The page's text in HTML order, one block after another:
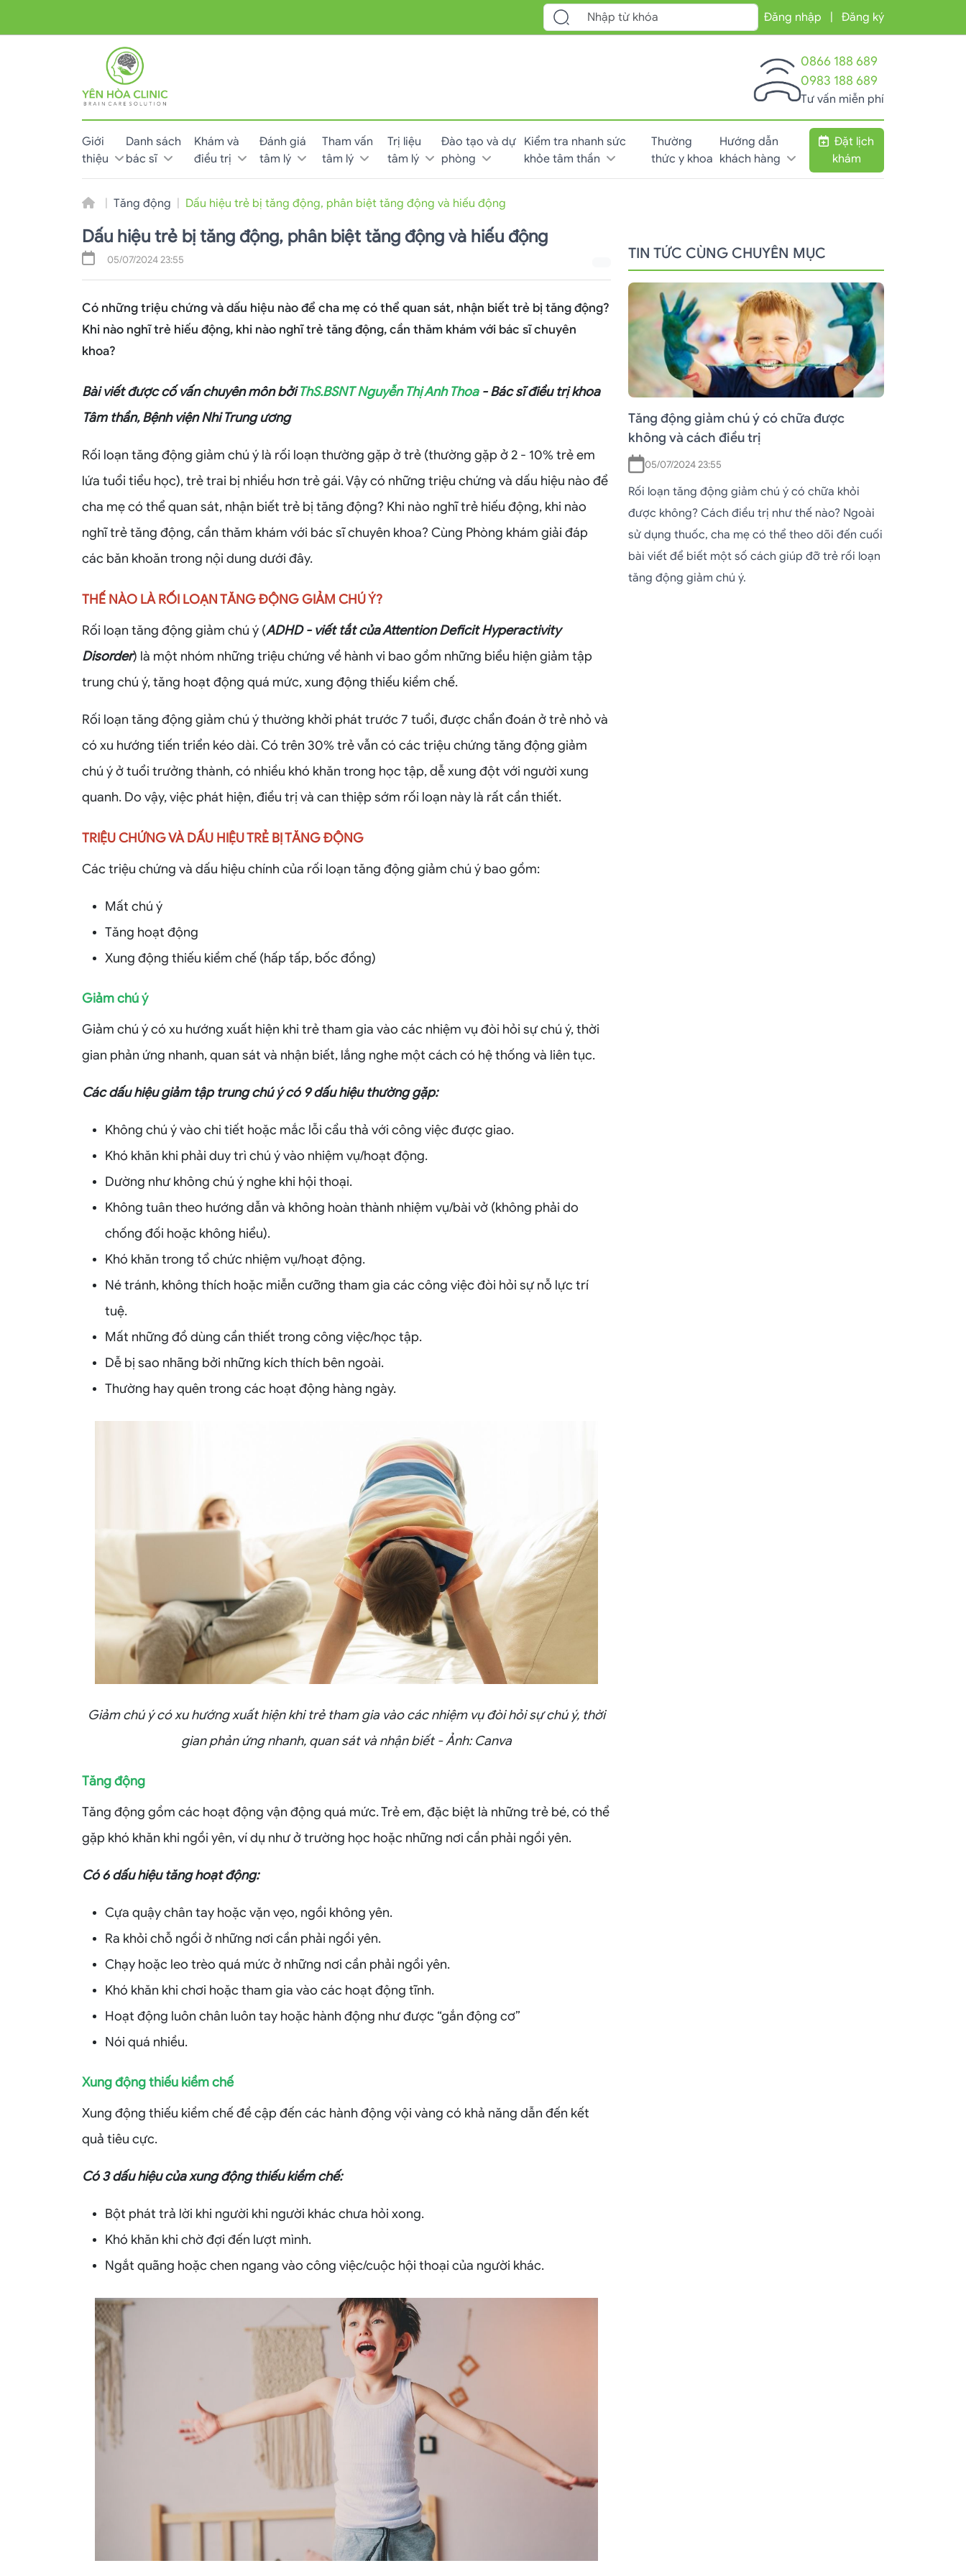
Đăng nhập Đăng ký
0866 188 689
0983 188 689
Tư vấn miễn phí
Giới
thiệu
Danh sách
bác sĩ
Khám và
điều trị
Đánh giá
tâm lý
Tham vấn
tâm lý
Trị liệu
tâm lý
Đào tạo và dự
phòng
Kiểm tra nhanh sức
khỏe tâm thần
Thường
thức y khoa
Hướng dẫn
khách hàng
Đặt lịch
khám
Tăng động Dấu hiệu trẻ bị tăng động, phân biệt tăng động và hiếu động
Dấu hiệu trẻ bị tăng động, phân biệt tăng động và hiếu động
05/07/2024 23:55
Có những triệu chứng và dấu hiệu nào để cha mẹ có thể quan sát, nhận biết trẻ bị tăng động?
Khi nào nghĩ trẻ hiếu động, khi nào nghĩ trẻ tăng động, cần thăm khám với bác sĩ chuyên
khoa?
Bài viết được cố vấn chuyên môn bởiThS.BSNT Nguyễn Thị Anh Thoa- Bác sĩ điều trị khoa
Tâm thần, Bệnh viện Nhi Trung ương
Rối loạn tăng động giảm chú ý là rối loạn thường gặp ở trẻ (thường gặp ở 2 - 10% trẻ em
lứa tuổi tiểu học), trẻ trai bị nhiều hơn trẻ gái. Vậy có những triệu chứng và dấu hiệu nào để
cha mẹ có thể quan sát, nhận biết trẻ bị tăng động? Khi nào nghĩ trẻ hiếu động, khi nào
nghĩ trẻ tăng động, cần thăm khám với bác sĩ chuyên khoa? Cùng Phòng khám giải đáp
các băn khoăn trong nội dung dưới đây.
THẾ NÀO LÀ RỐI LOẠN TĂNG ĐỘNG GIẢM CHÚ Ý?
Rối loạn tăng động giảm chú ý (ADHD - viết tắt của Attention Deficit Hyperactivity
Disorder) là một nhóm những triệu chứng về hành vi bao gồm những biểu hiện giảm tập
trung chú ý, tăng hoạt động quá mức, xung động thiếu kiềm chế.
Rối loạn tăng động giảm chú ý thường khởi phát trước 7 tuổi, được chẩn đoán ở trẻ nhỏ và
có xu hướng tiến triển kéo dài. Có trên 30% trẻ vẫn có các triệu chứng tăng động giảm
chú ý ở tuổi trưởng thành, có nhiều khó khăn trong học tập, dễ xung đột với người xung
quanh. Do vậy, việc phát hiện, điều trị và can thiệp sớm rối loạn này là rất cần thiết.
TRIỆU CHỨNG VÀ DẤU HIỆU TRẺ BỊ TĂNG ĐỘNG
Các triệu chứng và dấu hiệu chính của rối loạn tăng động giảm chú ý bao gồm:
Mất chú ý
Tăng hoạt động
Xung động thiếu kiềm chế (hấp tấp, bốc đồng)
Giảm chú ý
Giảm chú ý có xu hướng xuất hiện khi trẻ tham gia vào các nhiệm vụ đòi hỏi sự chú ý, thời
gian phản ứng nhanh, quan sát và nhận biết, lắng nghe một cách có hệ thống và liên tục.
Các dấu hiệu giảm tập trung chú ý có 9 dấu hiệu thường gặp:
Không chú ý vào chi tiết hoặc mắc lỗi cẩu thả với công việc được giao.
Khó khăn khi phải duy trì chú ý vào nhiệm vụ/hoạt động.
Dường như không chú ý nghe khi hội thoại.
Không tuân theo hướng dẫn và không hoàn thành nhiệm vụ/bài vở (không phải do
chống đối hoặc không hiểu).
Khó khăn trong tổ chức nhiệm vụ/hoạt động.
Né tránh, không thích hoặc miễn cưỡng tham gia các công việc đòi hỏi sự nỗ lực trí
tuệ.
Mất những đồ dùng cần thiết trong công việc/học tập.
Dễ bị sao nhãng bởi những kích thích bên ngoài.
Thường hay quên trong các hoạt động hàng ngày.
Giảm chú ý có xu hướng xuất hiện khi trẻ tham gia vào các nhiệm vụ đòi hỏi sự chú ý, thời
gian phản ứng nhanh, quan sát và nhận biết - Ảnh: Canva
Tăng động
Tăng động gồm các hoạt động vận động quá mức. Trẻ em, đặc biệt là những trẻ bé, có thể
gặp khó khăn khi ngồi yên, ví dụ như ở trường học hoặc những nơi cần phải ngồi yên.
Có 6 dấu hiệu tăng hoạt động:
Cựa quậy chân tay hoặc vặn vẹo, ngồi không yên.
Ra khỏi chỗ ngồi ở những nơi cần phải ngồi yên.
Chạy hoặc leo trèo quá mức ở những nơi cần phải ngồi yên.
Khó khăn khi chơi hoặc tham gia vào các hoạt động tĩnh.
Hoạt động luôn chân luôn tay hoặc hành động như được “gắn động cơ”
Nói quá nhiều.
Xung động thiếu kiềm chế
Xung động thiếu kiềm chế đề cập đến các hành động vội vàng có khả năng dẫn đến kết
quả tiêu cực.
Có 3 dấu hiệu của xung động thiếu kiềm chế:
Bột phát trả lời khi người khi người khác chưa hỏi xong.
Khó khăn khi chờ đợi đến lượt mình.
Ngắt quãng hoặc chen ngang vào công việc/cuộc hội thoại của người khác.
TIN TỨC CÙNG CHUYÊN MỤC
Tăng động giảm chú ý có chữa được
không và cách điều trị
05/07/2024 23:55
Rối loạn tăng động giảm chú ý có chữa khỏi
được không? Cách điều trị như thế nào? Ngoài
sử dụng thuốc, cha mẹ có thể theo dõi đến cuối
bài viết để biết một số cách giúp đỡ trẻ rối loạn
tăng động giảm chú ý.